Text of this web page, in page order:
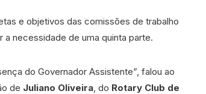
e objetivos das comissões de trabalho
necessidade de uma quinta parte.
do Governador Assistente”, falou ao
de Juliano Oliveira, do Rotary Club de